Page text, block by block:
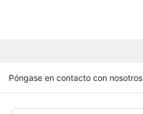
Póngase en contacto con nosotros